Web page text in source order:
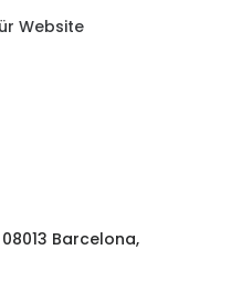
Website
Barcelona,